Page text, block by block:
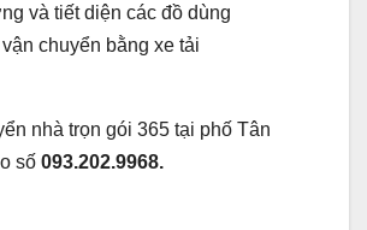
và tiết diện các đồ dùng
chuyển bằng xe tải
nhà trọn gói 365 tại phố Tân
số 093.202.9968.